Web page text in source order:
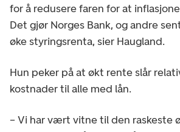
for å redusere faren for at
Det gjør Norges Bank, og andre
øke styringsrenta, sier Haugland.
Hun peker på at økt rente slår
kostnader til alle med lån.
– Vi har vært vitne til den raskeste